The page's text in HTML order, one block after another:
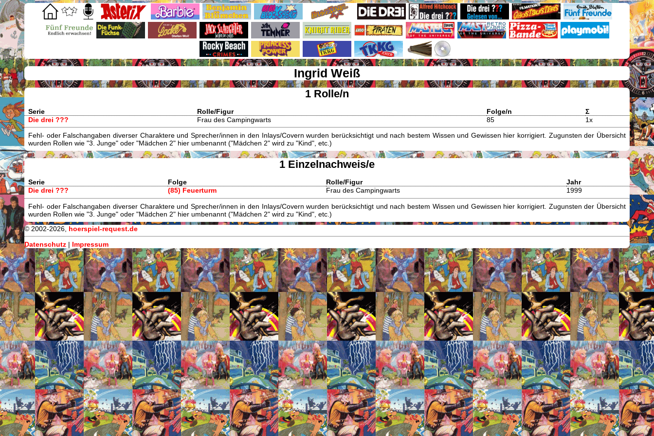
Ingrid Weiß
1 Rolle/n
Serie Rolle/Figur Folge/n
Σ
Die drei ???
Frau des Campingwarts 85 1x
Fehl- oder Falschangaben diverser Charaktere und Sprecher/innen in den Inlays/Covern wurden berücksichtigt und nach bestem Wissen und Gewissen hier korrigiert. Zugunsten der Übersicht
wurden Rollen wie "3. Junge" oder "Mädchen 2" hier umbenannt ("Mädchen 2" wird zu "Kind", etc.)
1 Einzelnachweis/e
Serie Folge Rolle/Figur
Jahr
Die drei ???
(85) Feuerturm Frau des Campingwarts 1999
Fehl- oder Falschangaben diverser Charaktere und Sprecher/innen in den Inlays/Covern wurden berücksichtigt und nach bestem Wissen und Gewissen hier korrigiert. Zugunsten der Übersicht
wurden Rollen wie "3. Junge" oder "Mädchen 2" hier umbenannt ("Mädchen 2" wird zu "Kind", etc.)
© 2002-2026, hoerspiel-request.de
Datenschutz | Impressum